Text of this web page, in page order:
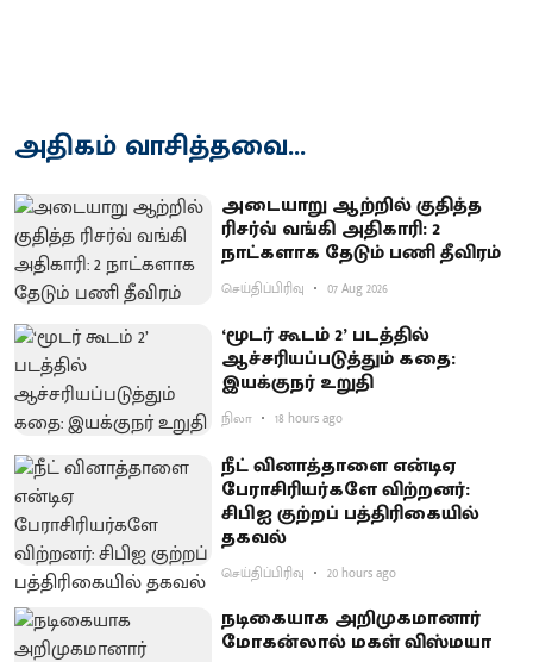
அதிகம் வாசித்தவை...
அடையாறு ஆற்றில் குதித்த
ரிசர்வ் வங்கி அதிகாரி: 2
நாட்களாக தேடும் பணி தீவிரம்
செய்திப்பிரிவு 07 Aug 2026
‘மூடர் கூடம் 2’ படத்தில்
ஆச்சரியப்படுத்​தும் கதை:
இயக்குநர் உறுதி
நிலா 18 hours ago
நீட் வினாத்தாளை என்டிஏ
பேராசிரியர்களே விற்றனர்:
சிபிஐ குற்றப் பத்திரிகையில்
தகவல்
செய்திப்பிரிவு 20 hours ago
நடிகையாக அறிமுகமானார்
மோகன்லால் மகள் விஸ்மயா